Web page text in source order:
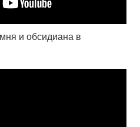
и обсидиана в